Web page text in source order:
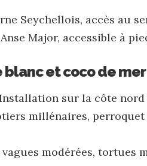
Seychellois, accès au
Major, accessible à
blanc et coco de mer
sur la côte nord
millénaires, perroquet
vagues modérées, tortues